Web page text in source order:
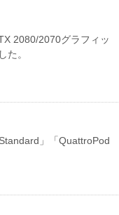
2080/2070グラフィッ
た。
」「QuattroPod